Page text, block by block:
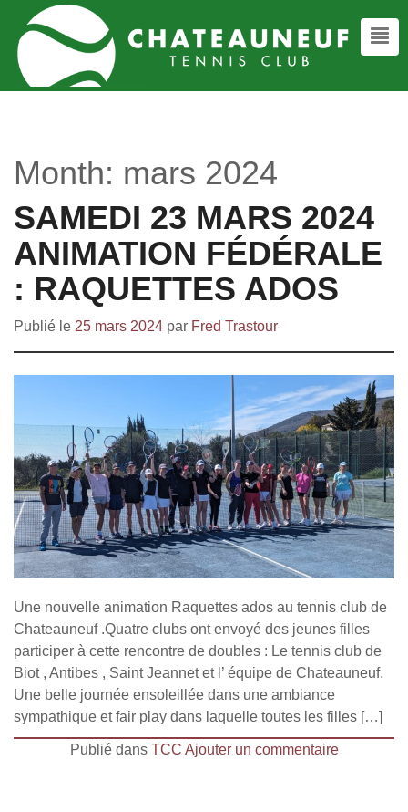
Month: mars 2024
SAMEDI 23 MARS 2024
ANIMATION FÉDÉRALE
: RAQUETTES ADOS
Publié le 25 mars 2024 par Fred Trastour
Une nouvelle animation Raquettes ados au tennis club de
Chateauneuf .Quatre clubs ont envoyé des jeunes filles
participer à cette rencontre de doubles : Le tennis club de
Biot , Antibes , Saint Jeannet et l’ équipe de Chateauneuf.
Une belle journée ensoleillée dans une ambiance
sympathique et fair play dans laquelle toutes les filles […]
Publié dans TCC Ajouter un commentaire